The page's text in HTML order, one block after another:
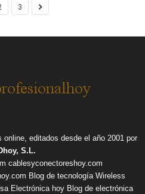
3
editados desde el año 2001 por
S.L.
cablesyconectoreshoy.com
Blog de tecnología Wireless
Electrónica hoy Blog de electrónica